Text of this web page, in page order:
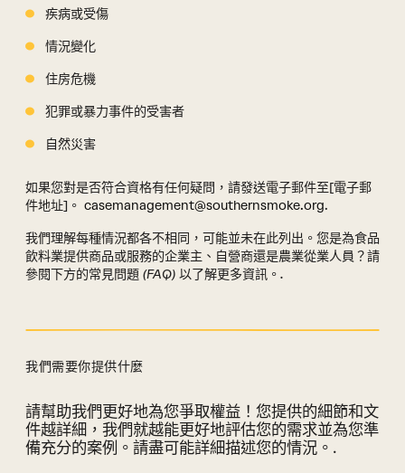
疾病或受傷
情況變化
住房危機
犯罪或暴力事件的受害者
自然災害
如果您對是否符合資格有任何疑問，請發送電子郵件至[電子郵
件地址]。 casemanagement@southernsmoke.org.
我們理解每種情況都各不相同，可能並未在此列出。您是為食品
飲料業提供商品或服務的企業主、自營商還是農業從業人員？請
參閱下方的常見問題 (FAQ) 以了解更多資訊。.
我們需要你提供什麼
我們需要您提供的資訊（部分）
請幫助我們更好地為您爭取權益！您提供的細節和文
件越詳細，我們就越能更好地評估您的需求並為您準
備充分的案例。請盡可能詳細描述您的情況。.